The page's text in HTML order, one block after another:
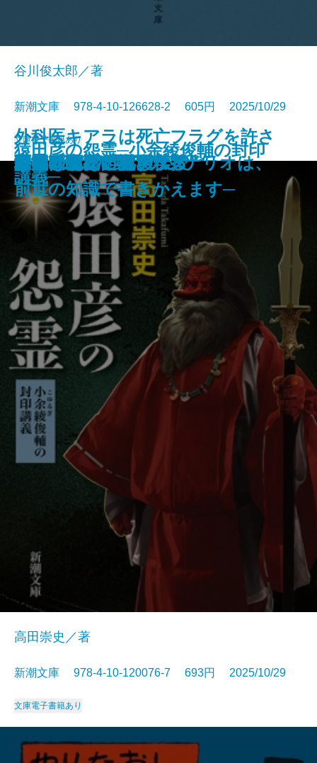
探偵はパリへ還る
恐るべきこどもたち
美しい探偵に必要な殺人
僕の青春をクイズに捧ぐ
殺意はないけど
銀将の奇跡─覇王の譜2─
雨上がりのビーフシチュー
あかあかや月─明恵上人伝─
ひむろ飛脚
虚空へ
谷川俊太郎／著
新潮文庫 978-4-10-126628-2 605円 2025/10/29
文庫電子書籍あり
猿田彦の怨霊─小余綾俊輔の封印
講義─
高田崇史／著
新潮文庫 978-4-10-120076-7 693円 2025/10/29
文庫電子書籍あり
やりなおし世界文学
母の味、だいたい伝授
巨匠とマルガリータ
秘儀〔上〕
秘儀〔下〕
巫女は月夜に殺される
外科医キアラは死亡フラグを許さ
ない─死人だらけのシナリオは、
前世の知識で書きかえます─
木挽町のあだ討ち
野火の夜